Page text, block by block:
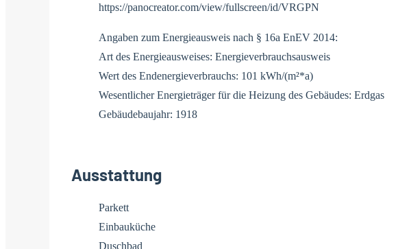
https://panocreator.com/view/fullscreen/id/VRGPN
Angaben zum Energieausweis nach § 16a EnEV 2014:
Art des Energieausweises: Energieverbrauchsausweis
Wert des Endenergieverbrauchs: 101 kWh/(m²*a)
Wesentlicher Energieträger für die Heizung des Gebäudes: Erdgas
Gebäudebaujahr: 1918
Ausstattung
Parkett
Einbauküche
Duschbad